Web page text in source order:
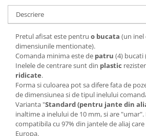
Descriere
Pretul afisat este pentru o bucata (un inel
dimensiunile mentionate).
Comanda minima este de patru (4) bucati
Inelele de centrare sunt din plastic
ridicate.
Forma si culoarea pot sa difere fata de
de dimensiunea si de tipul inelului
Varianta "Standard (pentru jante din
inaltime a inelului de 10 mm, si are
compatibila cu 97% din jantele de aliaj
Europa.